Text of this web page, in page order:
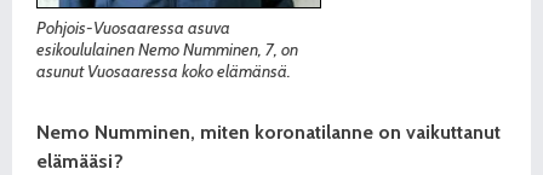
Pohjois-Vuosaaressa asuva
esikoululainen Nemo Numminen, 7, on
asunut Vuosaaressa koko elämänsä.
Nemo Numminen, miten koronatilanne on vaikuttanut
elämääsi?